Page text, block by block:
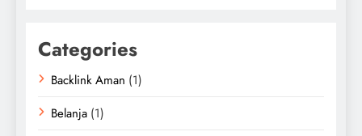
Categories
Backlink Aman (1)
Belanja (1)